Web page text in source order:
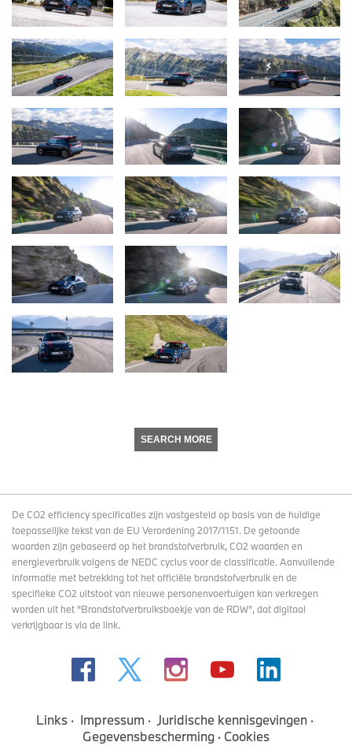
SEARCH MORE
De CO2 efficiency specificaties zijn vastgesteld op basis van de huidige
toepasselijke tekst van de EU Verordening 2017/1151. De getoonde
waarden zijn gebaseerd op het brandstofverbruik, CO2 waarden en
energieverbruik volgens de NEDC cyclus voor de classificatie. Aanvullende
informatie met betrekking tot het officiële brandstofverbruik en de
specifieke CO2 uitstoot van nieuwe personenvoertuigen kan verkregen
worden uit het “Brandstofverbruiksboekje van de RDW”, dat digitaal
verkrijgbaaris via de link.
Links Impressum
Juridische kennisgevingen
Gegevensbescherming
Cookies